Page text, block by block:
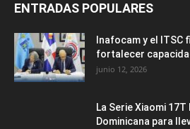
ENTRADAS POPULARES
Inafocam y el
fortalecer
junio 12, 2026
La Serie Xiaomi
Dominicana para